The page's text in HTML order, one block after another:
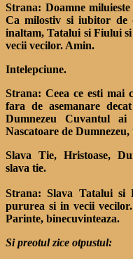
Strana: Doamne
Ca milostiv si iubitor de
inaltam, Tatalui si Fiului
vecii vecilor. Amin.
Intelepciune.
Strana: Ceea ce esti mai
fara de asemanare
Dumnezeu Cuvantul
Nascatoare de
Slava Tie, Hristoase,
slava tie.
Strana: Slava Tatalui
pururea si in vecii
Parinte, binecuvinteaza.
Si preotul zice otpustul: